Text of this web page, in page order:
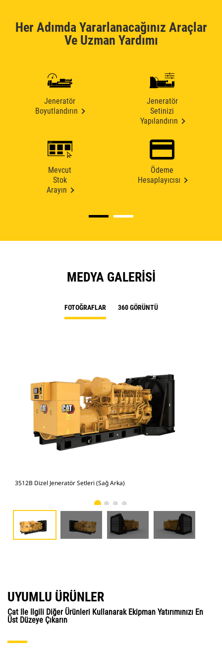
Her Adımda Yararlanacağınız Araçlar
Ve Uzman Yardımı
Jeneratör
Boyutlandırın
Jeneratör
Setinizi
Yapılandırın
Mevcut
Stok
Arayın
Ödeme
Hesaplayıcısı
MEDYA GALERISI
FOTOĞRAFLAR 360 GÖRÜNTÜ
3512B Dizel Jeneratör Setleri (Sağ Arka)
UYUMLU ÜRÜNLER
Cat Ile Ilgili Diğer Ürünleri Kullanarak Ekipman Yatırımınızı En
Üst Düzeye Çıkarın